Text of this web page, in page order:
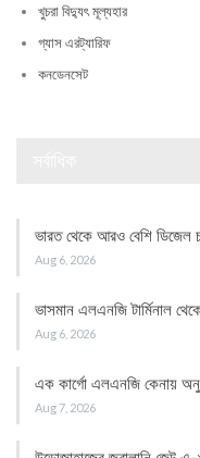
খুচরা বিদ্যুৎ মূল্যহার
গ্যাস এরট্যারিফ
কনডেনসেট
ভারত থেকে আরও বেশি ডিজেল
Aug 6, 2026
ভাসমান এলএনজি টার্মিনাল
Aug 6, 2026
এক কার্গো এলএনজি কেনায়
Aug 7, 2026